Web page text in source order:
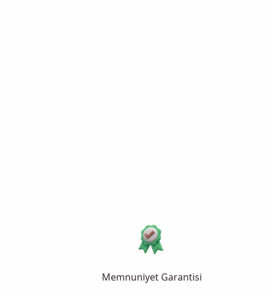
Memnuniyet Garantisi